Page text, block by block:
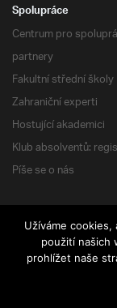
Spolupráce
Centrum pro
partnery
Fakultní střední školy
Zahraniční experti
Hostující akademici
Klub absolventů:
Píše se o nás
| Všechna
Užíváme cookies,
použití našich
prohlížet naše